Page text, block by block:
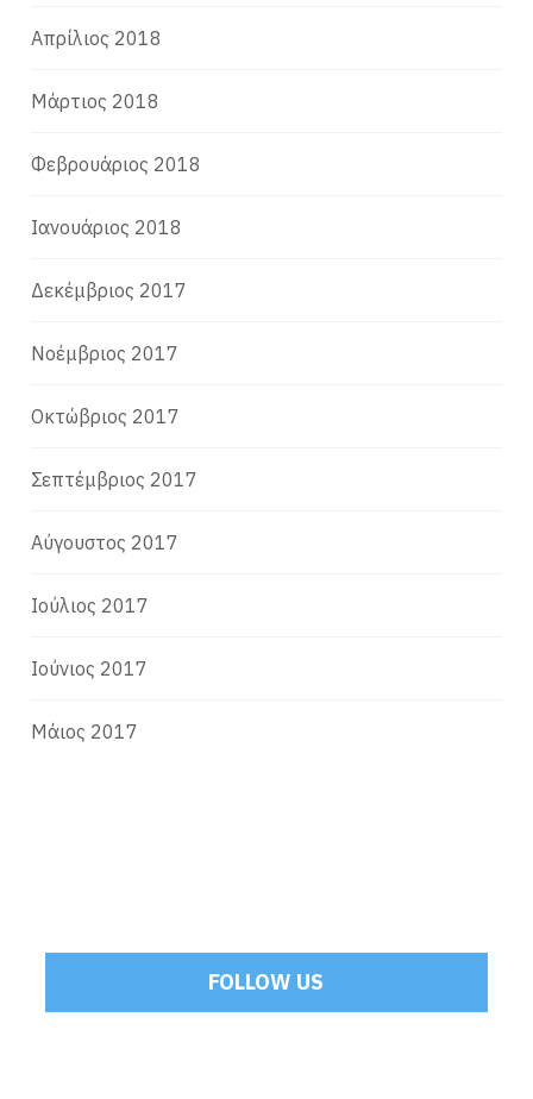
Απρίλιος 2018
Μάρτιος 2018
Φεβρουάριος 2018
Ιανουάριος 2018
Δεκέμβριος 2017
Νοέμβριος 2017
Οκτώβριος 2017
Σεπτέμβριος 2017
Αύγουστος 2017
Ιούλιος 2017
Ιούνιος 2017
Μάιος 2017
FOLLOW US